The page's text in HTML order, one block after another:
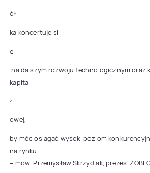
ół
ka koncertuje si
ę
na dalszym rozwoju technologicznym oraz
kapita
ł
owej,
by móc osiągać wysoki poziom
na rynku
– mówi Przemysław Skrzydlak, prezes